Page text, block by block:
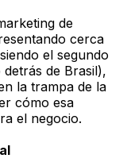
de
cerca
el segundo
de Brasil),
la trampa de la
cómo esa
el negocio.